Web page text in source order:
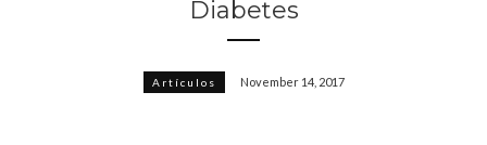
Diabetes
Artículos November 14, 2017